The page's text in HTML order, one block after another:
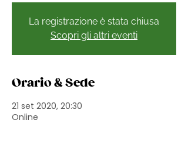
La registrazione è stata chiusa
Scopri gli altri eventi
Orario & Sede
21 set 2020, 20:30
Online